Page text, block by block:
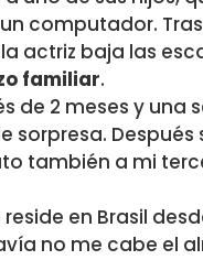
computador.
actriz baja las
familiar.
de 2 meses y una
sorpresa. Después
también a mi
en Brasil
no me cabe el